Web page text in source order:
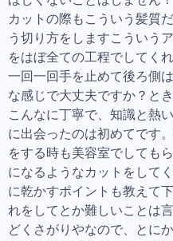
カットの際もこういう髪質
う切り方をしますこういう
をはぼ全ての工程でしてく
一回一回手を止めて後ろ側
な感じで大丈夫ですか？と
こんなに丁寧で、知識と熱
に出会ったのは初めてです
をする時も美容室でしても
になるようなカットをして
に乾かすポイントも教えて
れをしてとか難しいことは
どくさがりやなので、とに